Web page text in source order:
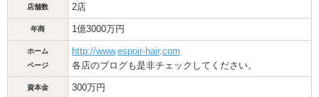
店舗数 2店
年商 1億3000万円
ホーム
ページ
http://www,espoir-hair,com
各店のブログも是非チェックしてください。
資本金 300万円